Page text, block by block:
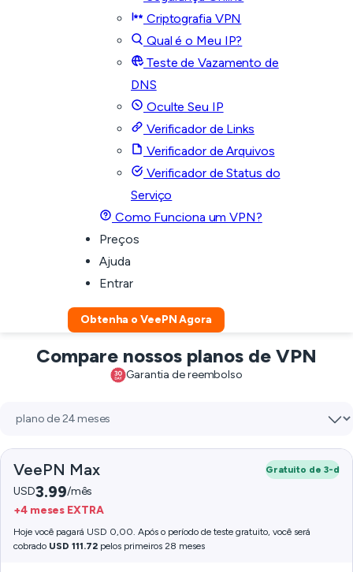
Criptografia VPN
Qual é o Meu IP?
Teste de Vazamento de
DNS
Oculte Seu IP
Verificador de Links
Verificador de Arquivos
Verificador de Status do
Serviço
Como Funciona um VPN?
Preços
Ajuda
Entrar
Obtenha o VeePN Agora
Compare nossos planos de VPN
Garantia de reembolso
VeePN Max Gratuito de 3-d
USD3.99/mês
+4 meses EXTRA
Hoje você pagará USD 0,00. Após o período de teste gratuito, você será
cobrado USD 111.72 pelos primeiros 28 meses